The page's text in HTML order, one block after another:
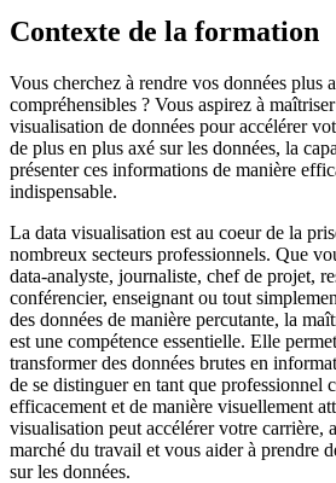
Contexte de la formation
Vous cherchez à rendre vos données plus
compréhensibles ? Vous aspirez à
visualisation de données pour accélérer
de plus en plus axé sur les données, la
présenter ces informations de manière
indispensable.
La data visualisation est au coeur de la
nombreux secteurs professionnels. Que
data-analyste, journaliste, chef de projet,
conférencier, enseignant ou tout
des données de manière percutante, la
est une compétence essentielle. Elle
transformer des données brutes en
de se distinguer en tant que professionnel
efficacement et de manière visuellement
visualisation peut accélérer votre carrière,
marché du travail et vous aider à prendre
sur les données.